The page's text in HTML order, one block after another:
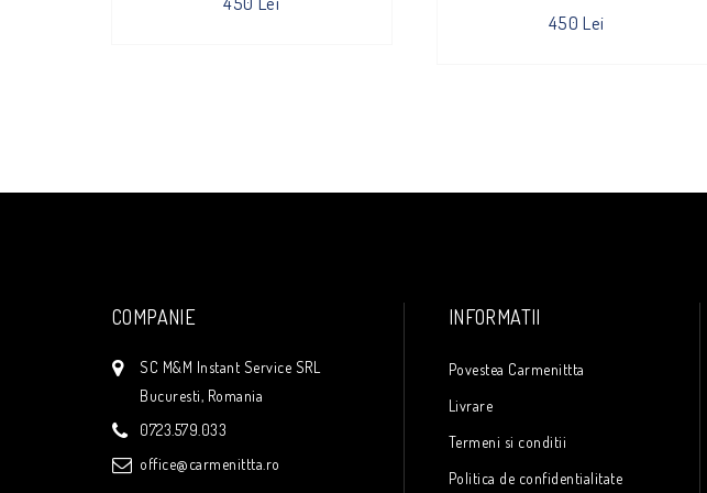
450 Lei
COMPANIE
SC M&M Instant Service SRL
Bucuresti, Romania
0723.579.033
office@carmenittta.ro
INFORMATII
Povestea Carmenittta
Livrare
Termeni si conditii
Politica de confidentialitate